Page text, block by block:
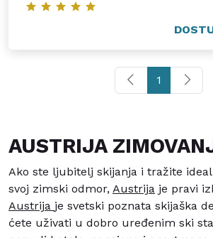
1
AUSTRIJA
Ako ste ljubitelj skijanja i tražite
svoj zimski odmor, Austrija je pravi
Austrija je svetski poznata skijaška
ćete uživati u dobro uređenim ski